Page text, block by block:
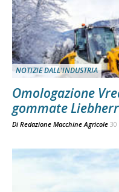
NOTIZIE DALL'INDUSTRIA
Omologazione
gommate Liebherr
Di Redazione Macchine Agricole 30